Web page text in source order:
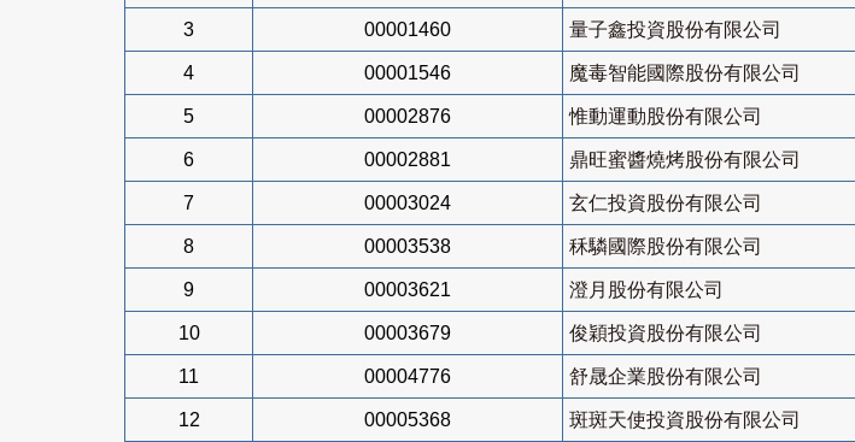
3 00001460 量子鑫投資股份有限公司
4 00001546 魔毒智能國際股份有限公司
5 00002876 惟動運動股份有限公司
6 00002881 鼎旺蜜醬燒烤股份有限公司
7 00003024 玄仁投資股份有限公司
8 00003538 秝驎國際股份有限公司
9 00003621 澄月股份有限公司
10 00003679 俊穎投資股份有限公司
11 00004776 舒晟企業股份有限公司
12 00005368 斑斑天使投資股份有限公司